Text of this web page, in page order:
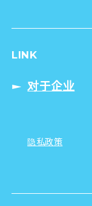
LINK
对于企业
隐私政策